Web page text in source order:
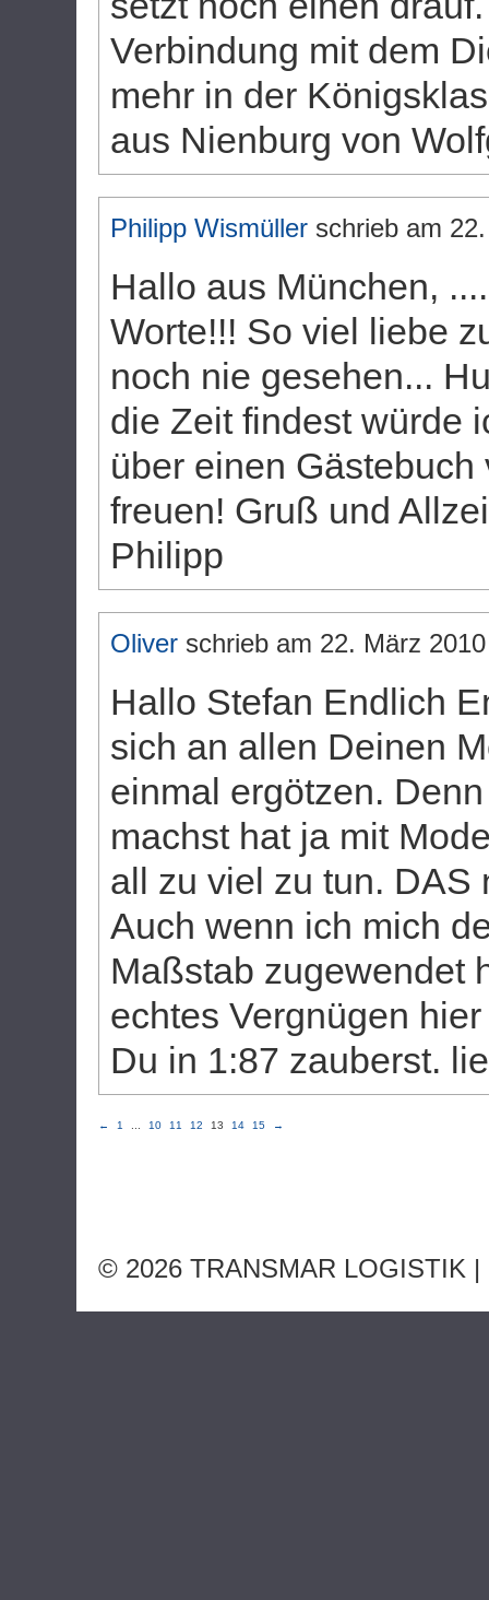
Verbindung mit dem
mehr in der
aus Nienburg von
Philipp Wismüller schrieb am
Hallo aus München,
Worte!!! So viel liebe
noch nie gesehen...
die Zeit findest würde
über einen
freuen! Gruß und
Philipp
Oliver schrieb am 22. März 2010
Hallo Stefan Endlich
sich an allen Deinen
einmal ergötzen.
machst hat ja mit
all zu viel zu tun. DAS
Auch wenn ich mich
Maßstab zugewendet
echtes Vergnügen
Du in 1:87 zauberst.
← 1 10 11 12 13 14 15 →
© 2026 TRANSMAR LOGISTIK |